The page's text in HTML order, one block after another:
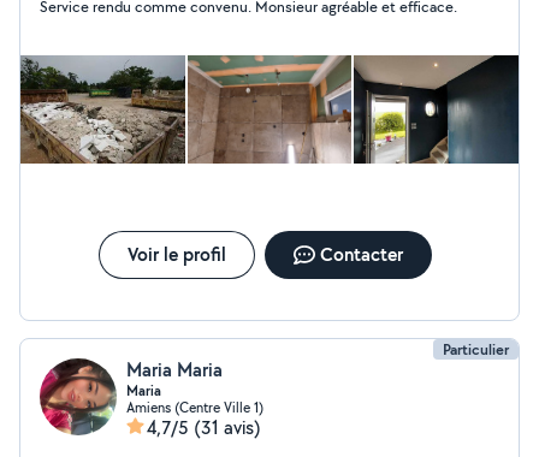
Service rendu comme convenu. Monsieur agréable et efficace.
Voir le profil Contacter
Particulier
Maria Maria
Maria
Amiens (Centre Ville 1)
4,7/5 (31 avis)